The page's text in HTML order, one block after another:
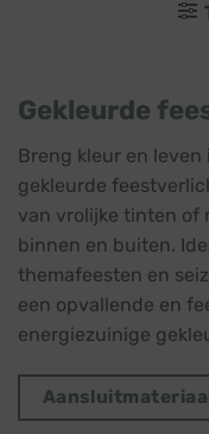
Gekleurde
Breng kleur en
gekleurde
van vrolijke tinten of
binnen en buiten.
themafeesten en
een opvallende en
energiezuinige